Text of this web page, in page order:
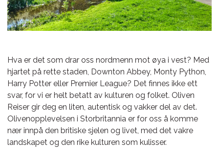
Hva er det som drar oss nordmenn mot øya i vest? Med
hjartet på rette staden, Downton Abbey, Monty Python,
Harry Potter eller Premier League? Det finnes ikke ett
svar, for vi er helt betatt av kulturen og folket. Oliven
Reiser gir deg en liten, autentisk og vakker del av det.
Olivenopplevelsen i Storbritannia er for oss å komme
nær innpå den britiske sjelen og livet, med det vakre
landskapet og den rike kulturen som kulisser.